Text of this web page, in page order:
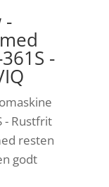
-
-
- Rustfrit
resten
godt